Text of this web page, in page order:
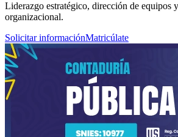
Liderazgo estratégico, dirección de equipos
organizacional.
Solicitar informaciónMatricúlate